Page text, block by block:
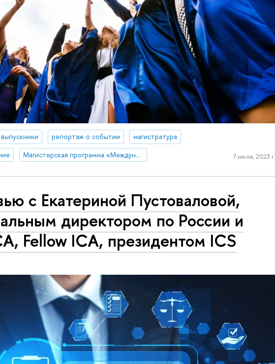
выпускники репортаж о событии
магистратура
Магистерская программа «Международный корпоративный комплаенс и этика бизнеса» 7 июля, 2023 г.
с Екатериной Пустоваловой,
директором по России и
Fellow ICA, президентом ICS